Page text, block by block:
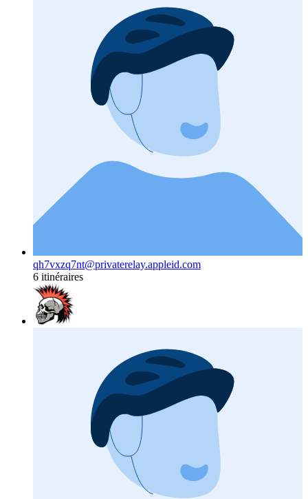
qh7vxzq7nt@privaterelay.appleid.com
6 itinéraires